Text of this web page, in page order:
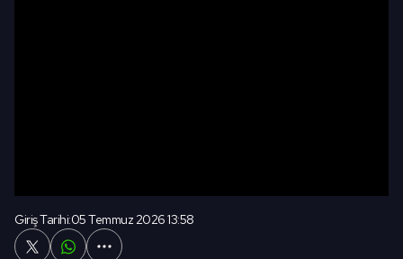
Giriş Tarihi:05 Temmuz 2026 13:58